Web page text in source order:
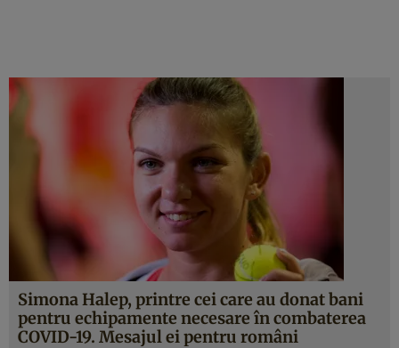
Simona Halep, printre cei care au donat bani
pentru echipamente necesare în combaterea
COVID-19. Mesajul ei pentru români